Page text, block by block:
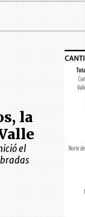
la
el